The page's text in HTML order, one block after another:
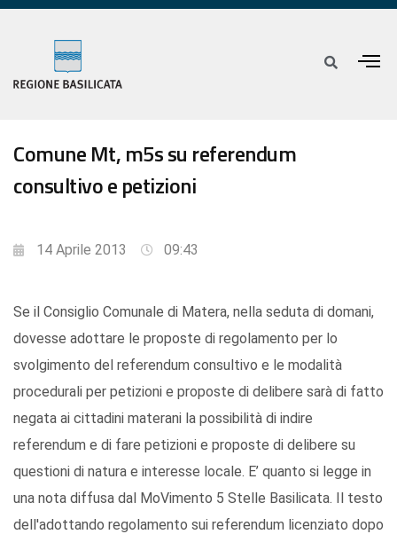
Comune Mt, m5s su referendum
consultivo e petizioni
14 Aprile 2013 09:43
Se il Consiglio Comunale di Matera, nella seduta di domani,
dovesse adottare le proposte di regolamento per lo
svolgimento del referendum consultivo e le modalità
procedurali per petizioni e proposte di delibere sarà di fatto
negata ai cittadini materani la possibilità di indire
referendum e di fare petizioni e proposte di delibere su
questioni di natura e interesse locale. E’ quanto si legge in
una nota diffusa dal MoVimento 5 Stelle Basilicata. Il testo
dell'adottando regolamento sui referendum licenziato dopo